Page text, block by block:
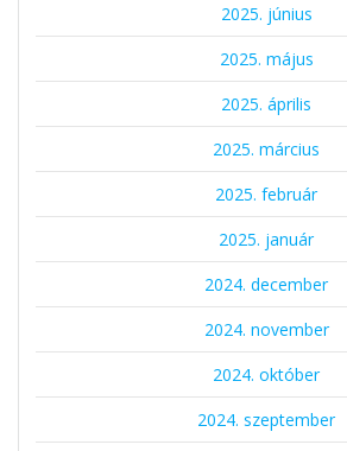
2025. június
2025. május
2025. április
2025. március
2025. február
2025. január
2024. december
2024. november
2024. október
2024. szeptember